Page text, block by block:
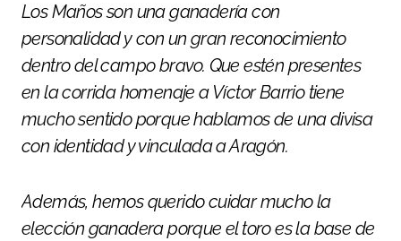
Los Maños son una ganadería con
personalidad y con un gran reconocimiento
dentro del campo bravo. Que estén presentes
en la corrida homenaje a Víctor Barrio tiene
mucho sentido porque hablamos de una divisa
con identidad y vinculada a Aragón.
Además, hemos querido cuidar mucho la
elección ganadera porque el toro es la base de